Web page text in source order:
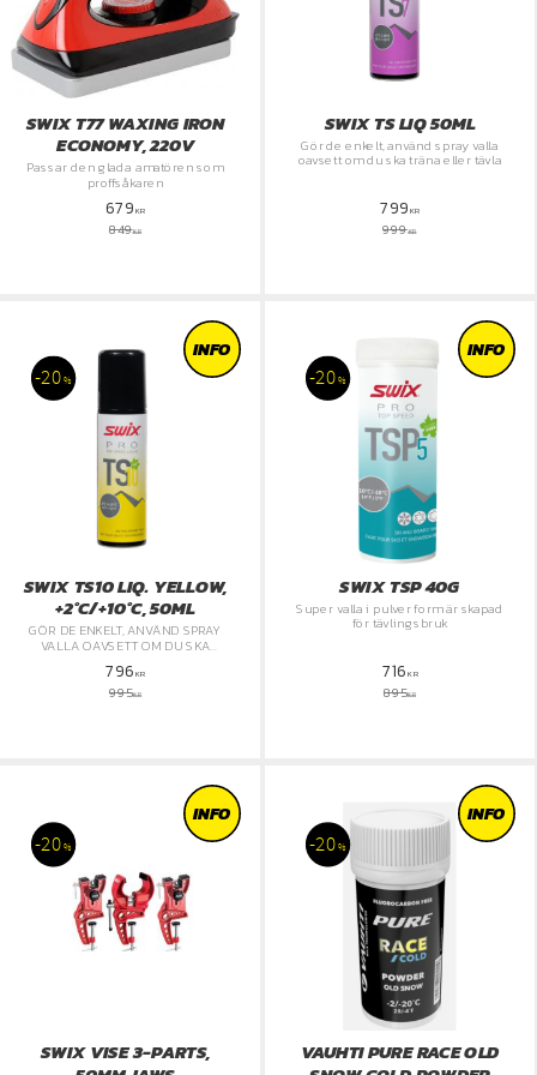
SWIX T77 WAXING IRON
ECONOMY, 220V
Passar den glada amatören som
proffsåkaren
679KR
849KR
SWIX TS LIQ 50ML
Gör de enkelt, använd spray valla
oavsett om du ska träna eller tävla
799KR
999KR
SWIX TS10 LIQ. YELLOW,
+2°C/+10°C, 50ML
​GÖR DE ENKELT, ANVÄND SPRAY
VALLA OAVSETT OM DU SKA
TRÄNA ELLER TÄVLA
796KR
995KR
20 %
INFO
SWIX TSP 40G
Super valla i pulver form är skapad
för tävlingsbruk
716KR
895KR
20 %
INFO
SWIX VISE 3-PARTS,
20 %
INFO
VAUHTI PURE RACE OLD
20 %
INFO